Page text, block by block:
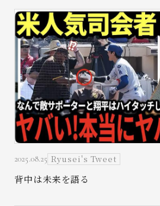
2025.08.25 Ryusei's Tweet
背中は未来を語る